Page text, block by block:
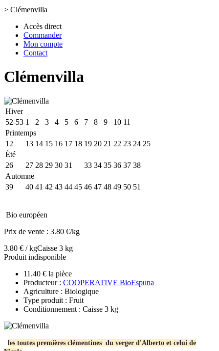
> Clémenvilla
Accès direct
Commander
Mon compte
Contact
Clémenvilla
Hiver
52-53 1 2 3 4 5 6 7 8 9 10 11
Printemps
12
13 14 15 16 17 18 19 20 21 22 23 24 25
Été
26
27 28 29 30 31 33 34 35 36 37 38
Automne
39
40 41 42 43 44 45 46 47 48 49 50 51
Bio européen
Prix de vente : 3.80 €/kg
3.80 € / kgCaisse 3 kg
Produit indisponible
11.40 € la pièce
Producteur : COOPERATIVE BioEspuna
Agriculture : Biologique
Type produit : Fruit
Conditionnement : Caisse 3 kg
les toutes premières clémentines du verger d'Alberto et celui de